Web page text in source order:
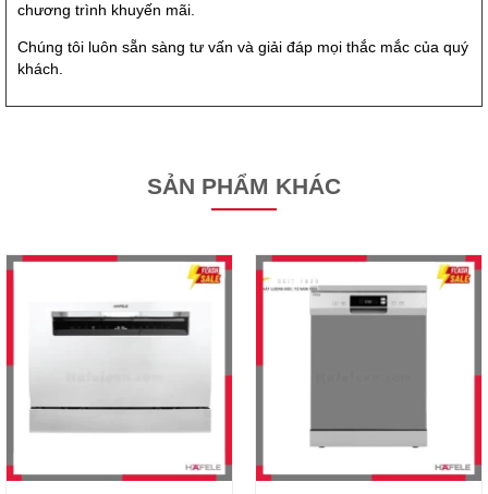
chương trình khuyến mãi.
Chúng tôi luôn sẵn sàng tư vấn và giải đáp mọi thắc mắc của quý
khách.
SẢN PHẨM KHÁC